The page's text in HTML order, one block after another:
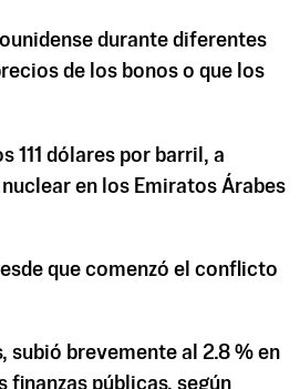
durante diferentes
de los bonos o que los
111 dólares por barril, a
nuclear en los Emiratos Árabes
que comenzó el conflicto
subió brevemente al 2.8 % en
finanzas públicas, según